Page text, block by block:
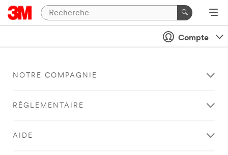
Compte
NOTRE COMPAGNIE
RÈGLEMENTAIRE
AIDE